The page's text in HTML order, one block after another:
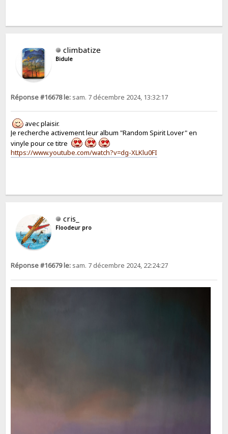
climbatize
Bidule
Réponse #16678 le: sam. 7 décembre 2024, 13:32:17
avec plaisir.
Je recherche activement leur album "Random Spirit Lover" en
vinyle pour ce titre
https://www.youtube.com/watch?v=dg-XLKlu0FI
cris_
Floodeur pro
Réponse #16679 le: sam. 7 décembre 2024, 22:24:27